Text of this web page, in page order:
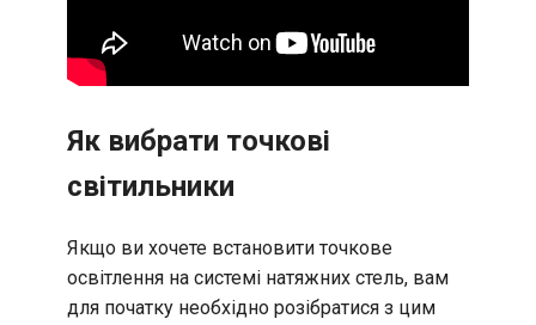
Як вибрати точкові
світильники
Якщо ви хочете встановити точкове
освітлення на системі натяжних стель, вам
для початку необхідно розібратися з цим